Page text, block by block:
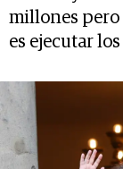
millones pero
es ejecutar